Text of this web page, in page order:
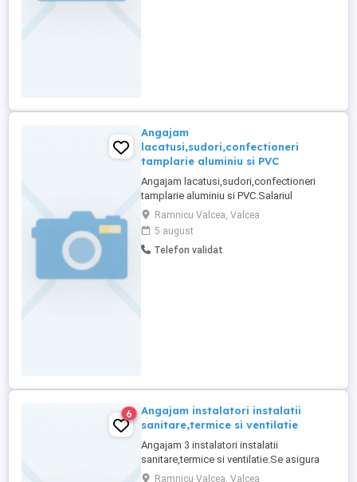
Angajam
lacatusi,sudori,confectioneri
tamplarie aluminiu si PVC
Angajam lacatusi,sudori,confectioneri
tamplarie aluminiu si PVC.Salariul
motivant.Se asigura cazare(pentru lucrari
in alte localitati),transport,diurna.
Ramnicu Valcea, Valcea
5 august
Telefon validat
6
Angajam instalatori instalatii
sanitare,termice si ventilatie
Angajam 3 instalatori instalatii
sanitare,termice si ventilatie.Se asigura
cazare si transport.Salariu
Ramnicu Valcea, Valcea